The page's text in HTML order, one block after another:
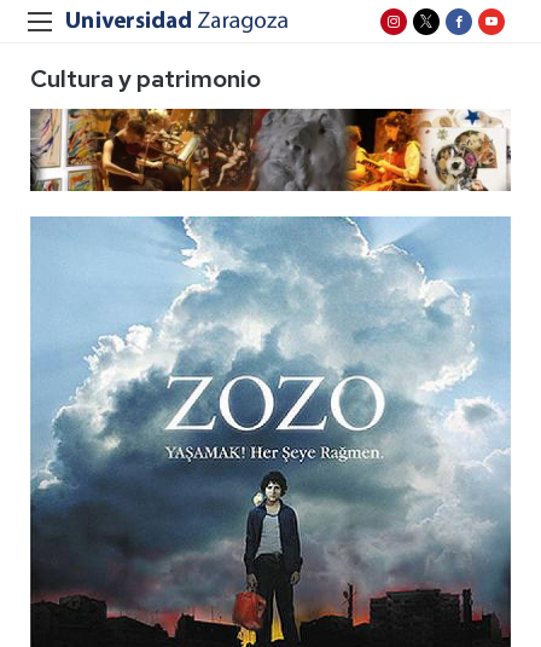
Cultura y patrimonio